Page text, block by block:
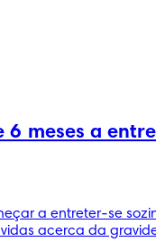
meses a
a entreter-se
acerca da